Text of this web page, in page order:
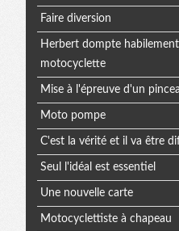
Faire diversion
Herbert dompte
motocyclette
Mise à l'épreuve d'un
Moto pompe
C'est la vérité et il va être
Seul l'idéal est essentiel
Une nouvelle carte
Motocyclettiste à chapeau